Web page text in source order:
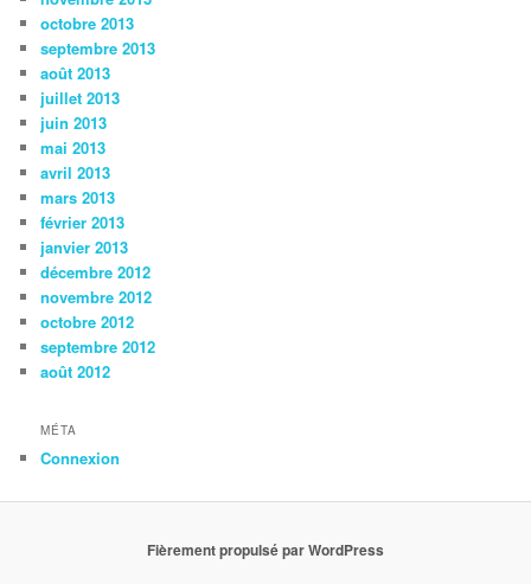
octobre 2013
septembre 2013
août 2013
juillet 2013
juin 2013
mai 2013
avril 2013
mars 2013
février 2013
janvier 2013
décembre 2012
novembre 2012
octobre 2012
septembre 2012
août 2012
MÉTA
Connexion
Fièrement propulsé par WordPress